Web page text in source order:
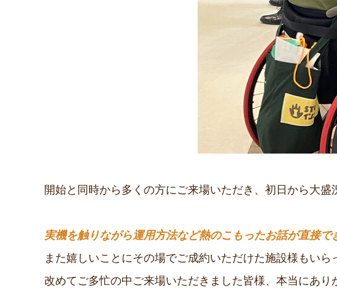
開始と同時から多くの方にご来場いただき、初日から大盛
実機を触りながら運用方法など熱のこもったお話が直接
また嬉しいことにその場でご成約いただけた施設様もいら
改めてご多忙の中ご来場いただきました皆様、本当にあり